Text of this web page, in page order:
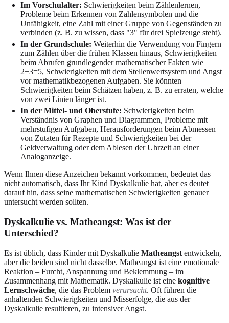
Im Vorschulalter: Schwierigkeiten beim Zählenlernen,
Probleme beim Erkennen von Zahlensymbolen und die
Unfähigkeit, eine Zahl mit einer Gruppe von Gegenständen zu
verbinden (z. B. zu wissen, dass "3" für drei Spielzeuge steht).
In der Grundschule: Weiterhin die Verwendung von Fingern
zum Zählen über die frühen Klassen hinaus, Schwierigkeiten
beim Abrufen grundlegender mathematischer Fakten wie
2+3=5, Schwierigkeiten mit dem Stellenwertsystem und Angst
vor mathematikbezogenen Aufgaben. Sie könnten
Schwierigkeiten beim Schätzen haben, z. B. zu erraten, welche
von zwei Linien länger ist.
In der Mittel- und Oberstufe: Schwierigkeiten beim
Verständnis von Graphen und Diagrammen, Probleme mit
mehrstufigen Aufgaben, Herausforderungen beim Abmessen
von Zutaten für Rezepte und Schwierigkeiten bei der
Geldverwaltung oder dem Ablesen der Uhrzeit an einer
Analoganzeige.
Wenn Ihnen diese Anzeichen bekannt vorkommen, bedeutet das
nicht automatisch, dass Ihr Kind Dyskalkulie hat, aber es deutet
darauf hin, dass seine mathematischen Schwierigkeiten genauer
untersucht werden sollten.
Dyskalkulie vs. Matheangst: Was ist der
Unterschied?
Es ist üblich, dass Kinder mit Dyskalkulie Matheangst entwickeln,
aber die beiden sind nicht dasselbe. Matheangst ist eine emotionale
Reaktion – Furcht, Anspannung und Beklemmung – im
Zusammenhang mit Mathematik. Dyskalkulie ist eine kognitive
Lernschwäche, die das Problem verursacht. Oft führen die
anhaltenden Schwierigkeiten und Misserfolge, die aus der
Dyskalkulie resultieren, zu intensiver Angst.